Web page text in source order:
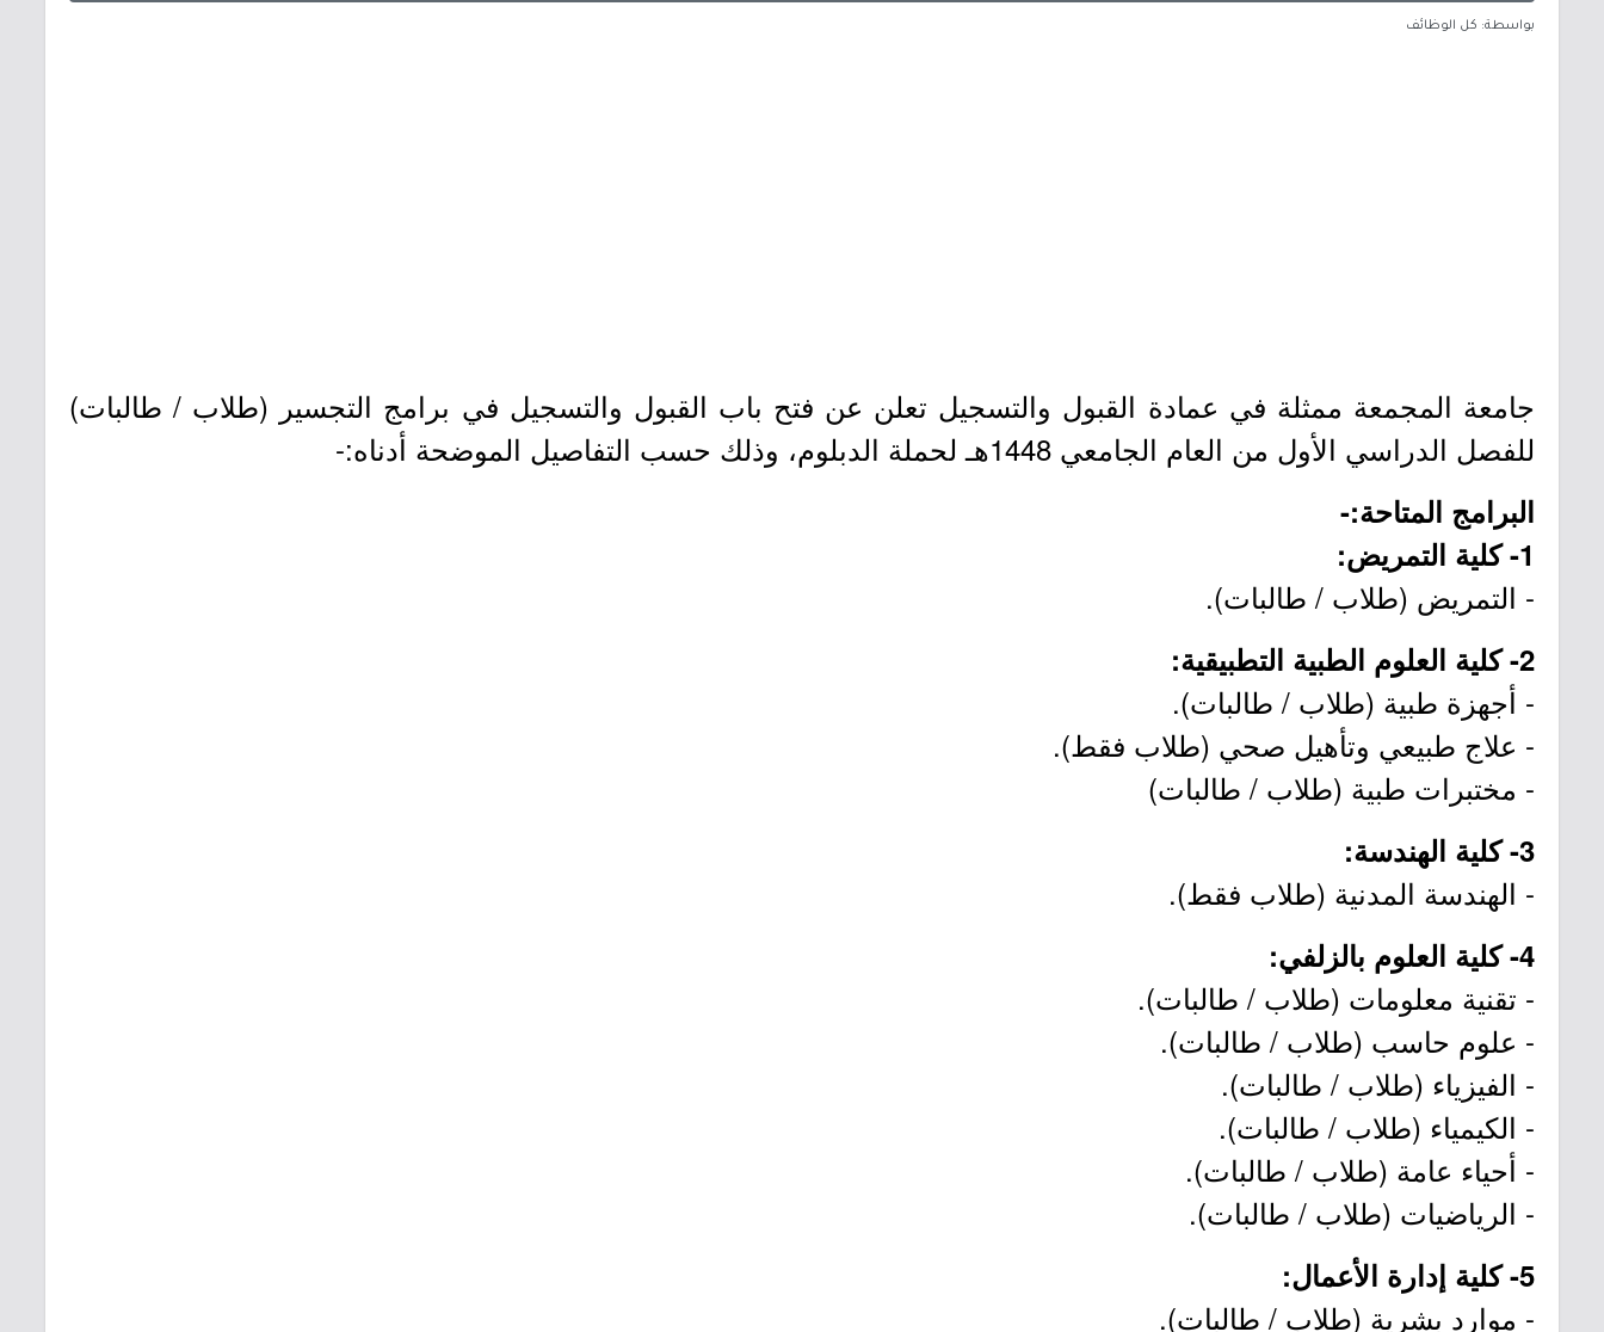
بواسطة: كل الوظائف
جامعة المجمعة ممثلة في عمادة القبول والتسجيل تعلن عن فتح باب القبول والتسجيل في برامج التجسير (طلاب / طالبات)
للفصل الدراسي الأول من العام الجامعي 1448هـ لحملة الدبلوم، وذلك حسب التفاصيل الموضحة أدناه:-
البرامج المتاحة:-
1- كلية التمريض:
- التمريض (طلاب / طالبات).
2- كلية العلوم الطبية التطبيقية:
- أجهزة طبية (طلاب / طالبات).
- علاج طبيعي وتأهيل صحي (طلاب فقط).
- مختبرات طبية (طلاب / طالبات)
3- كلية الهندسة:
- الهندسة المدنية (طلاب فقط).
4- كلية العلوم بالزلفي:
- تقنية معلومات (طلاب / طالبات).
- علوم حاسب (طلاب / طالبات).
- الفيزياء (طلاب / طالبات).
- الكيمياء (طلاب / طالبات).
- أحياء عامة (طلاب / طالبات).
- الرياضيات (طلاب / طالبات).
5- كلية إدارة الأعمال:
- موارد بشرية (طلاب / طالبات).